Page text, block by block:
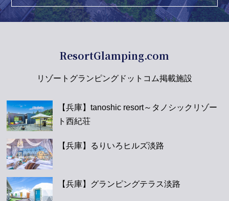
ResortGlamping.com
リゾートグランピングドットコム掲載施設
【兵庫】tanoshic resort～タノシックリゾー
ト西紀荘
【兵庫】るりいろヒルズ淡路
【兵庫】グランピングテラス淡路